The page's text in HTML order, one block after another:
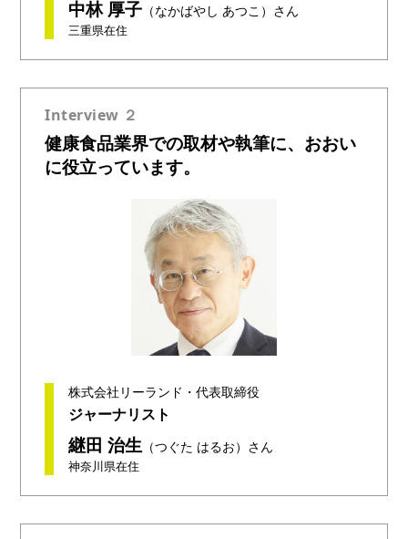
中林 厚子 （なかばやし あつこ）さん
三重県在住
Interview ２
健康食品業界での取材や執筆に、おおい
に役立っています。
株式会社リーランド・代表取締役
ジャーナリスト
継田 治生 （つぐた はるお）さん
神奈川県在住